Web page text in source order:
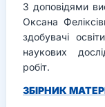
З доповідями
Оксана
здобувачі
наукових
робіт.
ЗБІРНИК